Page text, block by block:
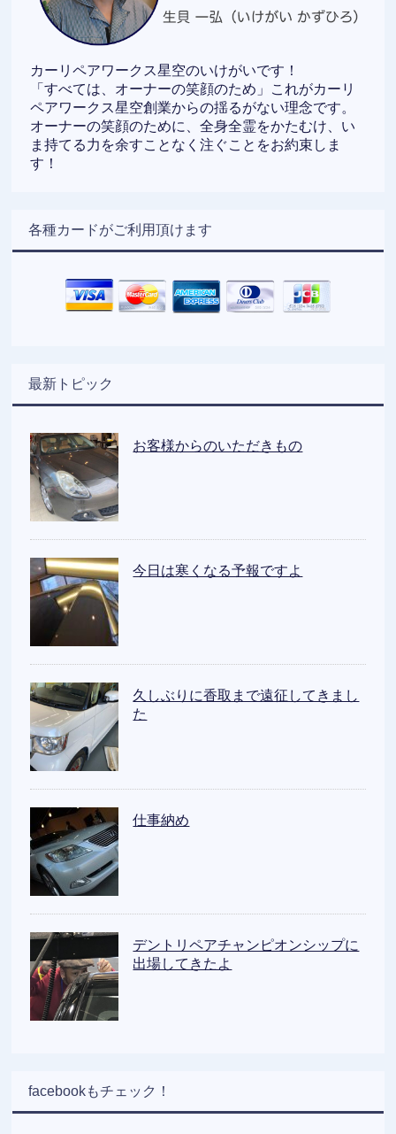
カーリペアワークス星空のいけがいです！
「すべては、オーナーの笑顔のため」これがカーリ
ペアワークス星空創業からの揺るがない理念です。
オーナーの笑顔のために、全身全霊をかたむけ、い
ま持てる力を余すことなく注ぐことをお約束しま
す！
各種カードがご利用頂けます
最新トピック
お客様からのいただきもの
今日は寒くなる予報ですよ
久しぶりに香取まで遠征してきまし
た
仕事納め
デントリペアチャンピオンシップに
出場してきたよ
facebookもチェック！